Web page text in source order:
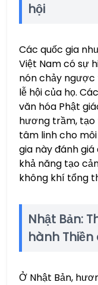
hội
Các quốc gia
Việt Nam có sự
nón chảy
lễ hội của họ.
văn hóa Phật
hương trầm,
tâm linh cho
gia này đánh
khả năng tạo
không khí tổng
Nhật Bản:
hành
Ở Nhật Bản,